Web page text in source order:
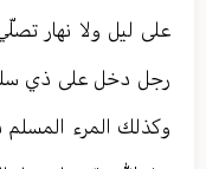
على ليل ولا نهار
رجل دخل على ذي
وكذلك المرء المسلم